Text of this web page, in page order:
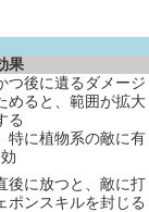
果
つ後に遺るダメージ
めると、範囲が拡大
る
特に植物系の敵に有
効
後に放つと、敵に打
ポンスキルを封じる